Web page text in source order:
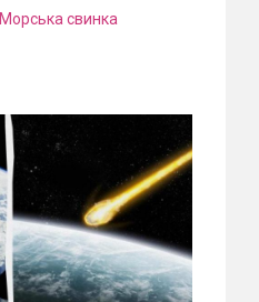
Морська свинка